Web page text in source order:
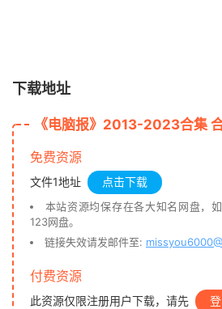
下载地址
《电脑报》2013-2023合集
免费资源
文件1地址 点击下载
本站资源均保存在各大知名网盘，
123网盘。
链接失效请发邮件至:
付费资源
此资源仅限注册用户下载，请先